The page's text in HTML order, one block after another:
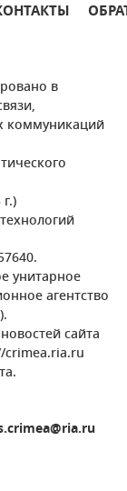
в
коммуникаций
унитарное
агентство
сайта